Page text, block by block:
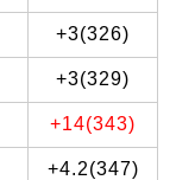
+3(326)
+3(329)
+14(343)
+4.2(347)